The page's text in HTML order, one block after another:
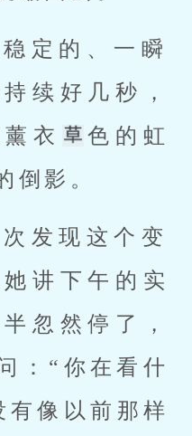
续好几秒，
衣
色的虹
倒影。
讲下午的实
忽然停了，
：“你在看什
有像以前那样